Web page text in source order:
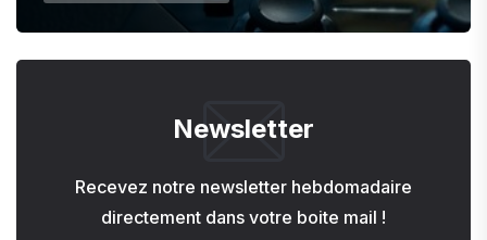
Newsletter
Recevez notre newsletter hebdomadaire
directement dans votre boite mail !